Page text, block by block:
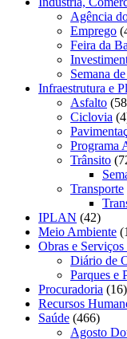
Agência
Emprego
Feira da
Semana
Infraestrutura e
Asfalto
Ciclovia
Programa
Trânsito
Transporte
IPLAN (42)
Meio Ambiente
Obras e
Diário de
Parques e
Procuradoria (16)
Recursos
Saúde (466)
Agosto